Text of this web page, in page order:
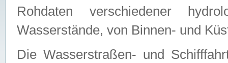
Rohdaten verschiedener
Wasserstände, von Binnen- und
Die Wasserstraßen- und